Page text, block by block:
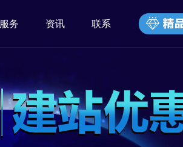
服务 资讯 联系